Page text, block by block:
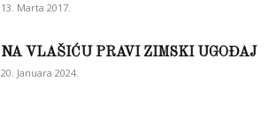
13. Marta 2017.
NA VLAŠIĆU PRAVI ZIMSKI UGOĐAJ
20. Januara 2024.